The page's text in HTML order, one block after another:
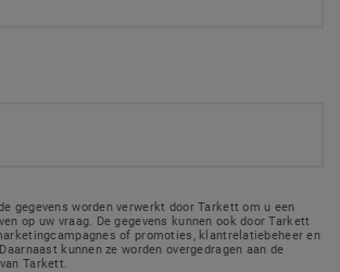
gegevens worden verwerkt door Tarkett om u een
op uw vraag. De gegevens kunnen ook door Tarkett
of promoties, klantrelatiebeheer en
kunnen ze worden overgedragen aan de
Tarkett.